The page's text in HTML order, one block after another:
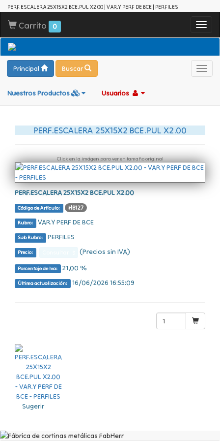
PERF.ESCALERA 25X15X2 BCE.PUL X2.00 | VAR.Y PERF DE BCE | PERFILES
Carrito 0
Principal Buscar
Nuestros Productos Usuarios
PERF.ESCALERA 25X15X2 BCE.PUL X2.00
Click en la imágen para ver en tamaño original
PERF.ESCALERA 25X15X2 BCE.PUL X2.00
Código de Artículo: HB127
Rubro: VAR.Y PERF DE BCE
Sub Rubro: PERFILES
Precio: (Precios sin IVA)
Porcentaje de Iva: 21,00 %
Última actualización: 16/06/2026 16:55:09
Sugerir